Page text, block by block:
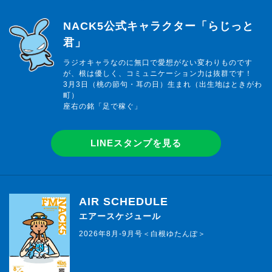
らじっと君
NACK5公式キャラクター「らじっと
君」
ラジオキャラなのに無口で愛想がない変わりものです
が、根は優しく、コミュニケーション力は抜群です！
3月3日（桃の節句・耳の日）生まれ（出生地はときがわ
町）
座右の銘「足で稼ぐ」
LINEスタンプを見る
AIR SCHEDULE
エアースケジュール
2026年8月-9月号＜白根ゆたんぽ＞